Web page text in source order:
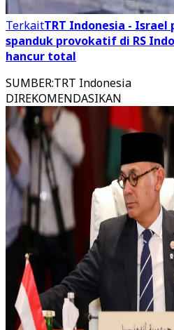
TerkaitTRT Indonesia - Israel
spanduk provokatif di RS
hancur total
SUMBER:TRT Indonesia
DIREKOMENDASIKAN